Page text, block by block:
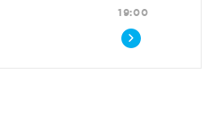
19:00